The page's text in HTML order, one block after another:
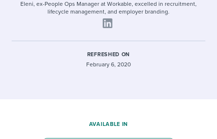
Eleni, ex-People Ops Manager at Workable, excelled in recruitment,
lifecycle management, and employer branding.
REFRESHED ON
February 6, 2020
AVAILABLE IN